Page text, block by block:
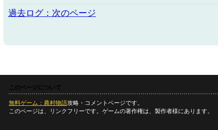
過去ログ：次のページ
このページについて
無料ゲーム：農村物語攻略・コメントページです。
このページは、リンクフリーです。ゲームの著作権は、製作者様にあります。